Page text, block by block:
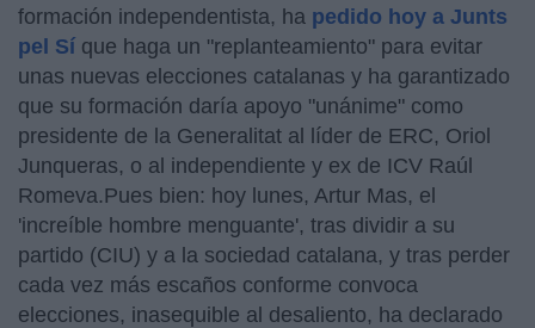
formación independentista, ha pedido hoy a Junts
pel Sí que haga un "replanteamiento" para evitar
unas nuevas elecciones catalanas y ha garantizado
que su formación daría apoyo "unánime" como
presidente de la Generalitat al líder de ERC, Oriol
Junqueras, o al independiente y ex de ICV Raúl
Romeva.Pues bien: hoy lunes, Artur Mas, el
'increíble hombre menguante', tras dividir a su
partido (CIU) y a la sociedad catalana, y tras perder
cada vez más escaños conforme convoca
elecciones, inasequible al desaliento, ha declarado